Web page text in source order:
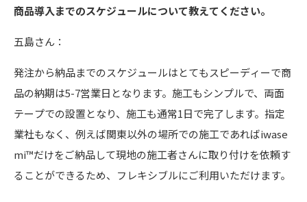
商品導入までのスケジュールについて教えてください。
五島さん：
発注から納品までのスケジュールはとてもスピーディーで商
品の納期は5-7営業日となります。施工もシンプルで、両面
テープでの設置となり、施工も通常1日で完了します。指定
業社もなく、例えば関東以外の場所での施工であればiwase
mi™だけをご納品して現地の施工者さんに取り付けを依頼す
ることができるため、フレキシブルにご利用いただけます。